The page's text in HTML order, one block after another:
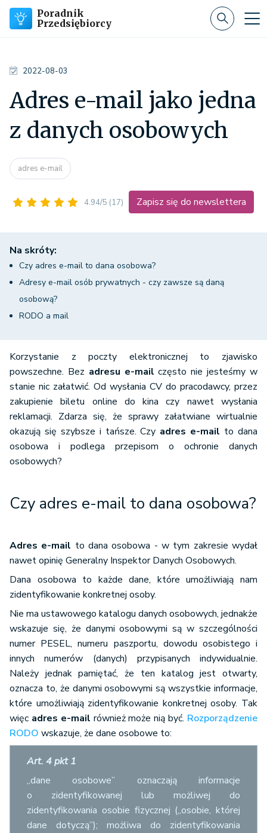
Poradnik
Przedsiębiorcy
2022-08-03
Adres e-mail jako jedna
z danych osobowych
adres e-mail
4.94/5 (17) Zapisz się do newslettera
Na skróty:
Czy adres e-mail to dana osobowa?
Adresy e-mail osób prywatnych - czy zawsze są daną
osobową?
RODO a mail
Korzystanie z poczty elektronicznej to zjawisko
powszechne. Bez adresu e-mail często nie jesteśmy w
stanie nic załatwić. Od wysłania CV do pracodawcy, przez
zakupienie biletu online do kina czy nawet wysłania
reklamacji. Zdarza się, że sprawy załatwiane wirtualnie
okazują się szybsze i tańsze. Czy adres e-mail to dana
osobowa i podlega przepisom o ochronie danych
osobowych?
Czy adres e-mail to dana osobowa?
Adres e-mail to dana osobowa - w tym zakresie wydał
nawet opinię Generalny Inspektor Danych Osobowych.
Dana osobowa to każde dane, które umożliwiają nam
zidentyfikowanie konkretnej osoby.
Nie ma ustawowego katalogu danych osobowych, jednakże
wskazuje się, że danymi osobowymi są w szczególności
numer PESEL, numeru paszportu, dowodu osobistego i
innych numerów (danych) przypisanych indywidualnie.
Należy jednak pamiętać, że ten katalog jest otwarty,
oznacza to, że danymi osobowymi są wszystkie informacje,
które umożliwiają zidentyfikowanie konkretnej osoby. Tak
więc adres e-mail również może nią być. Rozporządzenie
RODO wskazuje, że dane osobowe to:
Art. 4 pkt 1
„dane osobowe” oznaczają informacje
o zidentyfikowanej lub możliwej do
zidentyfikowania osobie fizycznej („osobie, której
dane dotyczą”); możliwa do zidentyfikowania